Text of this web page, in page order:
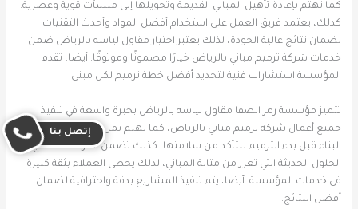
كما تهتم بإعادة تأهيل المباني القديمة وتحويلها إلى منشآت قوية وعصرية.
كذلك، يعتمد فريق العمل على استخدام أفضل المواد وأحدث التقنيات
لضمان نتائج عالية الجودة، لذلك يعتبر اختيار مقاول لياسه بالرياض ضمن
خدمات شركة ترميم مباني بالرياض خيارًا مضمونًا وموثوقًا. أيضا، تقدم
المؤسسة استشارات فنية لتحديد أفضل خطة ترميم لكل مبنى.
تتميز مؤسسة رمز الصفا مقاول لياسه بالرياض بخبرة واسعة في تنفيذ
جميع أعمال شركة ترميم مباني بالرياض، كما تهتم بمراجعة جميع عناصر
البناء قبل بدء الترميم للتأكد من سلامتها، كذلك تضمن المؤسسة دمج
الحلول الحديثة التي تعزز من متانة المباني، لذلك يحظى العملاء بثقة كبيرة
في خدمات المؤسسة. أيضا، يتم تنفيذ المشاريع بدقة واحترافية لضمان
أفضل النتائج.
إتصل بنا